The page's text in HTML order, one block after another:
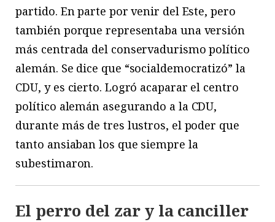
partido. En parte por venir del Este, pero
también porque representaba una versión
más centrada del conservadurismo político
alemán. Se dice que “socialdemocratizó” la
CDU, y es cierto. Logró acaparar el centro
político alemán asegurando a la CDU,
durante más de tres lustros, el poder que
tanto ansiaban los que siempre la
subestimaron.
El perro del zar y la canciller